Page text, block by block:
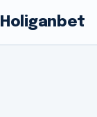
Holiganbet